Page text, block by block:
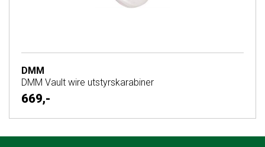
DMM
DMM Vault wire utstyrskarabiner
669,-